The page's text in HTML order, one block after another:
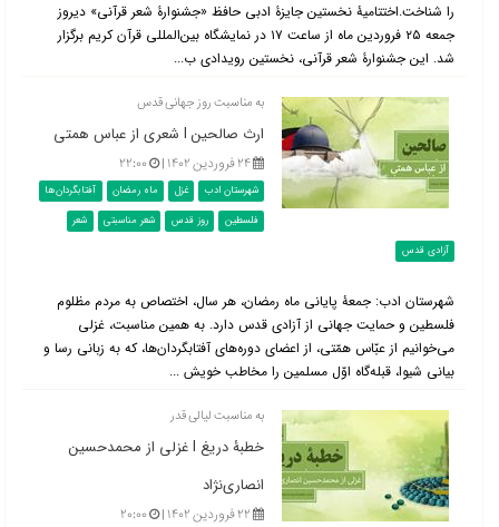
را شناخت.اختتامیۀ نخستین جایزۀ ادبی حافظ «جشنوارۀ شعر قرآنی» دیروز
جمعه ۲۵ فروردین ماه از ساعت ۱۷ در نمایشگاه بین‌المللی قرآن کریم برگزار
شد. این جشنوارۀ شعر قرآنی، نخستین رویدادی ب...
به مناسبت روز جهانی قدس
ارث صالحین l شعری از عباس همتی
۲۴ فروردین ۱۴۰۲ | ۲۲:۰۰
شهرستان ادب غزل ماه رمضان
آفتابگردان‌ها
فلسطین
روز قدس شعر مناسبتی
شعر
آزادی قدس
شهرستان ادب: جمعۀ پایانی ماه رمضان، هر سال، اختصاص به مردم مظلوم
فلسطین و حمایت جهانی از آزادی قدس دارد. به همین مناسبت، غزلی
می‌خوانیم از عبّاس همّتی، از اعضای دوره‌های آفتابگردان‌ها، که به زبانی رسا و
بیانی شیوا، قبله‌گاه اوّل مسلمین را مخاطب خویش ...
به مناسبت لیالی قدر
خطبۀ دریغ l غزلی از محمدحسین
انصاری‌نژاد
۲۲ فروردین ۱۴۰۲ | ۲۰:۰۰